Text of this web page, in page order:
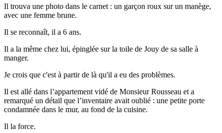
Il trouva une photo dans le carnet : un garçon roux sur un manège,
avec une femme brune.
Il se reconnaît, il a 6 ans.
Il a la même chez lui, épinglée sur la toile de Jouy de sa salle à
manger.
Je crois que c'est à partir de là qu'il a eu des problèmes.
Il est allé dans l’appartement vidé de Monsieur Rousseau et a
remarqué un détail que l’inventaire avait oublié : une petite porte
condamnée dans le mur, au fond de la cuisine.
Il la force.